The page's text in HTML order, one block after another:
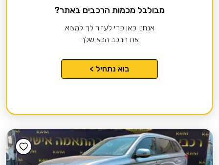
מבולבל מכמות הרכבים באתר?
אנחנו כאן כדי לעזור לך למצוא
את הרכב הבא שלך
בוא נתחיל >